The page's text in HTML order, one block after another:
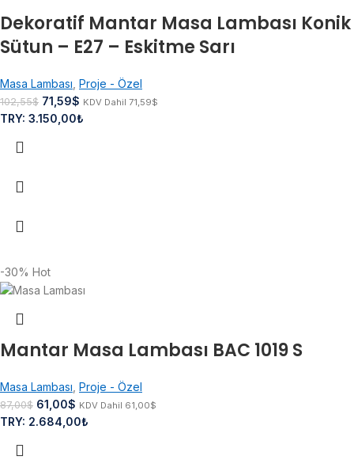
Dekoratif Mantar Masa Lambası Konik
Sütun – E27 – Eskitme Sarı
Masa Lambası Proje - Özel
102,55$ 71,59$ KDV Dahil 71,59$
TRY: 3.150,00₺
-30% Hot
Mantar Masa Lambası BAC 1019 S
Masa Lambası Proje - Özel
87,00$ 61,00$ KDV Dahil 61,00$
TRY: 2.684,00₺